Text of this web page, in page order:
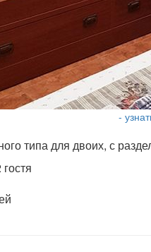
-
типа для двоих, с
гостя